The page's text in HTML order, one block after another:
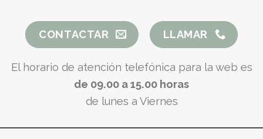
CONTACTAR LLAMAR
El horario de atención telefónica para la web es
de 09.00 a 15.00 horas
de lunes a Viernes